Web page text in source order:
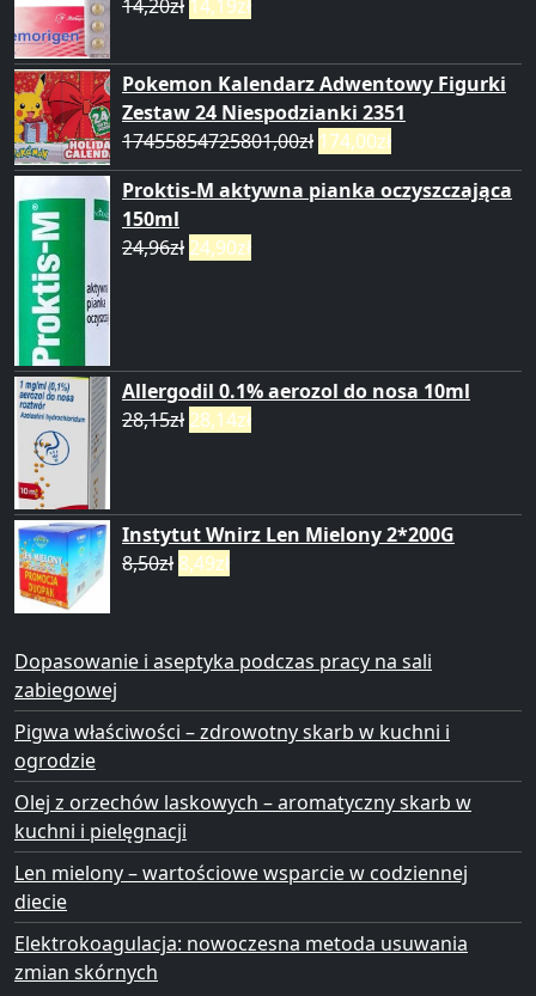
14,20zł 14,19zł
Pokemon Kalendarz Adwentowy Figurki
Zestaw 24 Niespodzianki 2351
17455854725801,00zł 174,00zł
Proktis-M aktywna pianka oczyszczająca
150ml
24,96zł 24,90zł
Allergodil 0.1% aerozol do nosa 10ml
28,15zł 28,14zł
Instytut Wnirz Len Mielony 2*200G
8,50zł 8,49zł
Dopasowanie i aseptyka podczas pracy na sali
zabiegowej
Pigwa właściwości – zdrowotny skarb w kuchni i
ogrodzie
Olej z orzechów laskowych – aromatyczny skarb w
kuchni i pielęgnacji
Len mielony – wartościowe wsparcie w codziennej
diecie
Elektrokoagulacja: nowoczesna metoda usuwania
zmian skórnych